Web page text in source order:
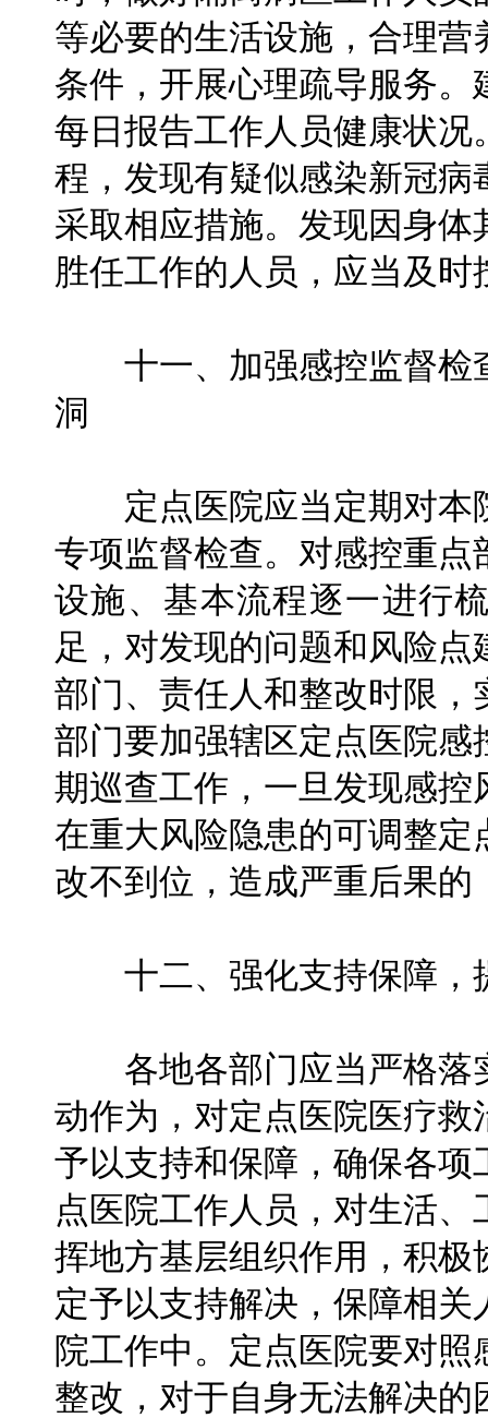
等必要的生活设施，合理
条件，开展心理疏导服务
每日报告工作人员健康状
程，发现有疑似感染新冠
采取相应措施。发现因身
胜任工作的人员，应当及
十一、加强感控监督检
洞
定点医院应当定期对本
专项监督检查。对感控重
设施、基本流程逐一进行
足，对发现的问题和风险
部门、责任人和整改时限
部门要加强辖区定点医院
期巡查工作，一旦发现感
在重大风险隐患的可调整
改不到位，造成严重后果
十二、强化支持保障，
各地各部门应当严格落
动作为，对定点医院医疗
予以支持和保障，确保各
点医院工作人员，对生活
挥地方基层组织作用，积
定予以支持解决，保障相
院工作中。定点医院要对
整改，对于自身无法解决